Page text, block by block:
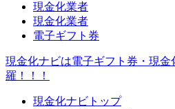
現金化業者
現金化業者
電子ギフト券
現金化ナビは電子ギフト券・現
羅！！！
現金化ナビトップ